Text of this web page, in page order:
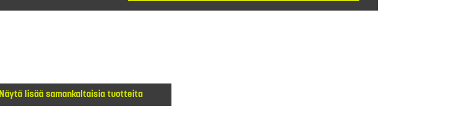
Näytä lisää samankaltaisia tuotteita